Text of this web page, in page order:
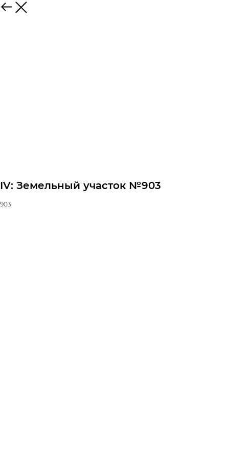
IV: Земельный участок №903
903